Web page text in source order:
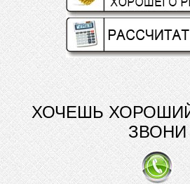
ХОЧЕШЬ
ЗВОНИ